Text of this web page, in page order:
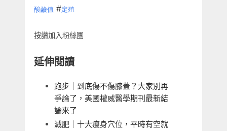
酸鹼值 #定殖
按讚加入粉絲團
延伸閱讀
跑步｜到底傷不傷膝蓋？大家別再
爭論了，美國權威醫學期刊最新結
論來了
減肥｜十大瘦身穴位，平時有空就